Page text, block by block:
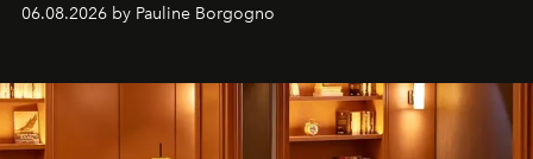
06.08.2026 by Pauline Borgogno